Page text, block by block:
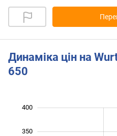
Динаміка цін на
650
350
400